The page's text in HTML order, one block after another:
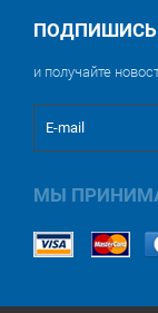
ПОДПИШИСЬ
и получайте
МЫ